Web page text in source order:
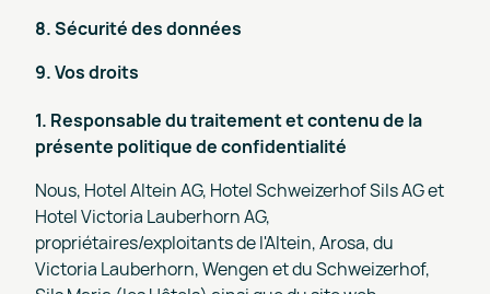
8. Sécurité des données
9. Vos droits
1. Responsable du traitement et contenu de la
présente politique de confidentialité
Nous, Hotel Altein AG, Hotel Schweizerhof Sils AG et
Hotel Victoria Lauberhorn AG,
propriétaires/exploitants de l'Altein, Arosa, du
Victoria Lauberhorn, Wengen et du Schweizerhof,